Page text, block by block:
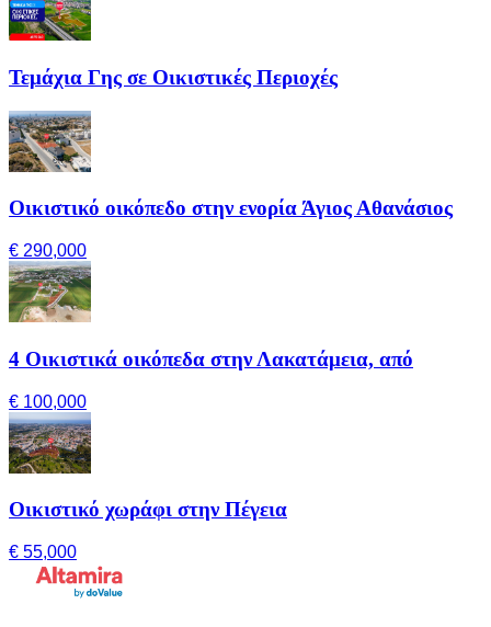
Τεμάχια Γης σε Οικιστικές Περιοχές
Οικιστικό οικόπεδο στην ενορία Άγιος Αθανάσιος
€ 290,000
4 Οικιστικά οικόπεδα στην Λακατάμεια, από
€ 100,000
Οικιστικό χωράφι στην Πέγεια
€ 55,000